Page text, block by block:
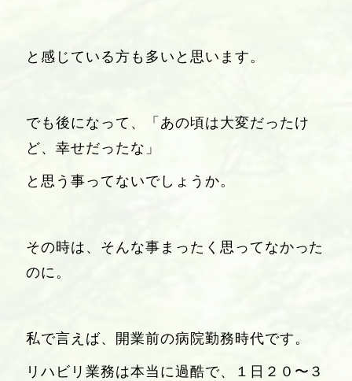
と感じている方も多いと思います。
でも後になって、「あの頃は大変だったけ
ど、幸せだったな」
と思う事ってないでしょうか。
その時は、そんな事まったく思ってなかった
のに。
私で言えば、開業前の病院勤務時代です。
リハビリ業務は本当に過酷で、１日２０〜３